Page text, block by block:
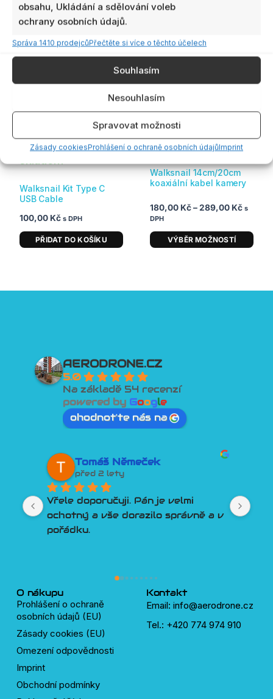
obsahu, Ukládání a sdělování voleb
ochrany osobních údajů.
Správa 1410 prodejcůPřečtěte si více o těchto účelech
Souhlasím
Nesouhlasím
Spravovat možnosti
Zásady cookiesProhlášení o ochraně osobních údajůImprint
Dostupnost: 1ks
Walksnail Kit Type C
USB Cable
100,00 Kč s DPH
PŘIDAT DO KOŠÍKU
Není skladem
Walksnail 14cm/20cm
koaxiální kabel kamery
180,00 Kč–289,00 Kč
až
s
DPH
VÝBĚR MOŽNOSTÍ
produkt
má
více
variant.
Možnosti
lze
vybrat
na
produktu
AERODRONE.CZ
5.0
Na základě 54 recenzí
powered by Google
ohodnoťte nás na
Němeček
Pán je velmi
a vše dorazilo správně a v
David Tesař
Lepší přístup k
člověk snad ani
dronů.
O nákupu
Prohlášení o ochraně
osobních údajů (EU)
Zásady cookies (EU)
Omezení odpovědnosti
Imprint
Obchodní podmínky
Kontakt
Email: info@aerodrone.cz
Tel.: +420 774 974 910